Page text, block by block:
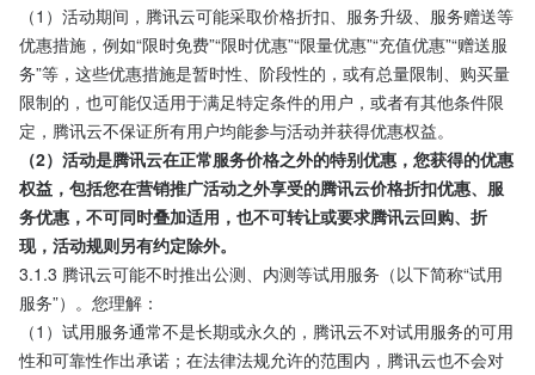
（1）活动期间，腾讯云可能采取价格折扣、服务升级、服务赠送等
优惠措施，例如“限时免费”“限时优惠”“限量优惠”“充值优惠”“赠送服
务”等，这些优惠措施是暂时性、阶段性的，或有总量限制、购买量
限制的，也可能仅适用于满足特定条件的用户，或者有其他条件限
定，腾讯云不保证所有用户均能参与活动并获得优惠权益。
（2）活动是腾讯云在正常服务价格之外的特别优惠，您获得的优惠
权益，包括您在营销推广活动之外享受的腾讯云价格折扣优惠、服
务优惠，不可同时叠加适用，也不可转让或要求腾讯云回购、折
现，活动规则另有约定除外。
3.1.3 腾讯云可能不时推出公测、内测等试用服务（以下简称“试用
服务”）。您理解：
（1）试用服务通常不是长期或永久的，腾讯云不对试用服务的可用
性和可靠性作出承诺；在法律法规允许的范围内，腾讯云也不会对